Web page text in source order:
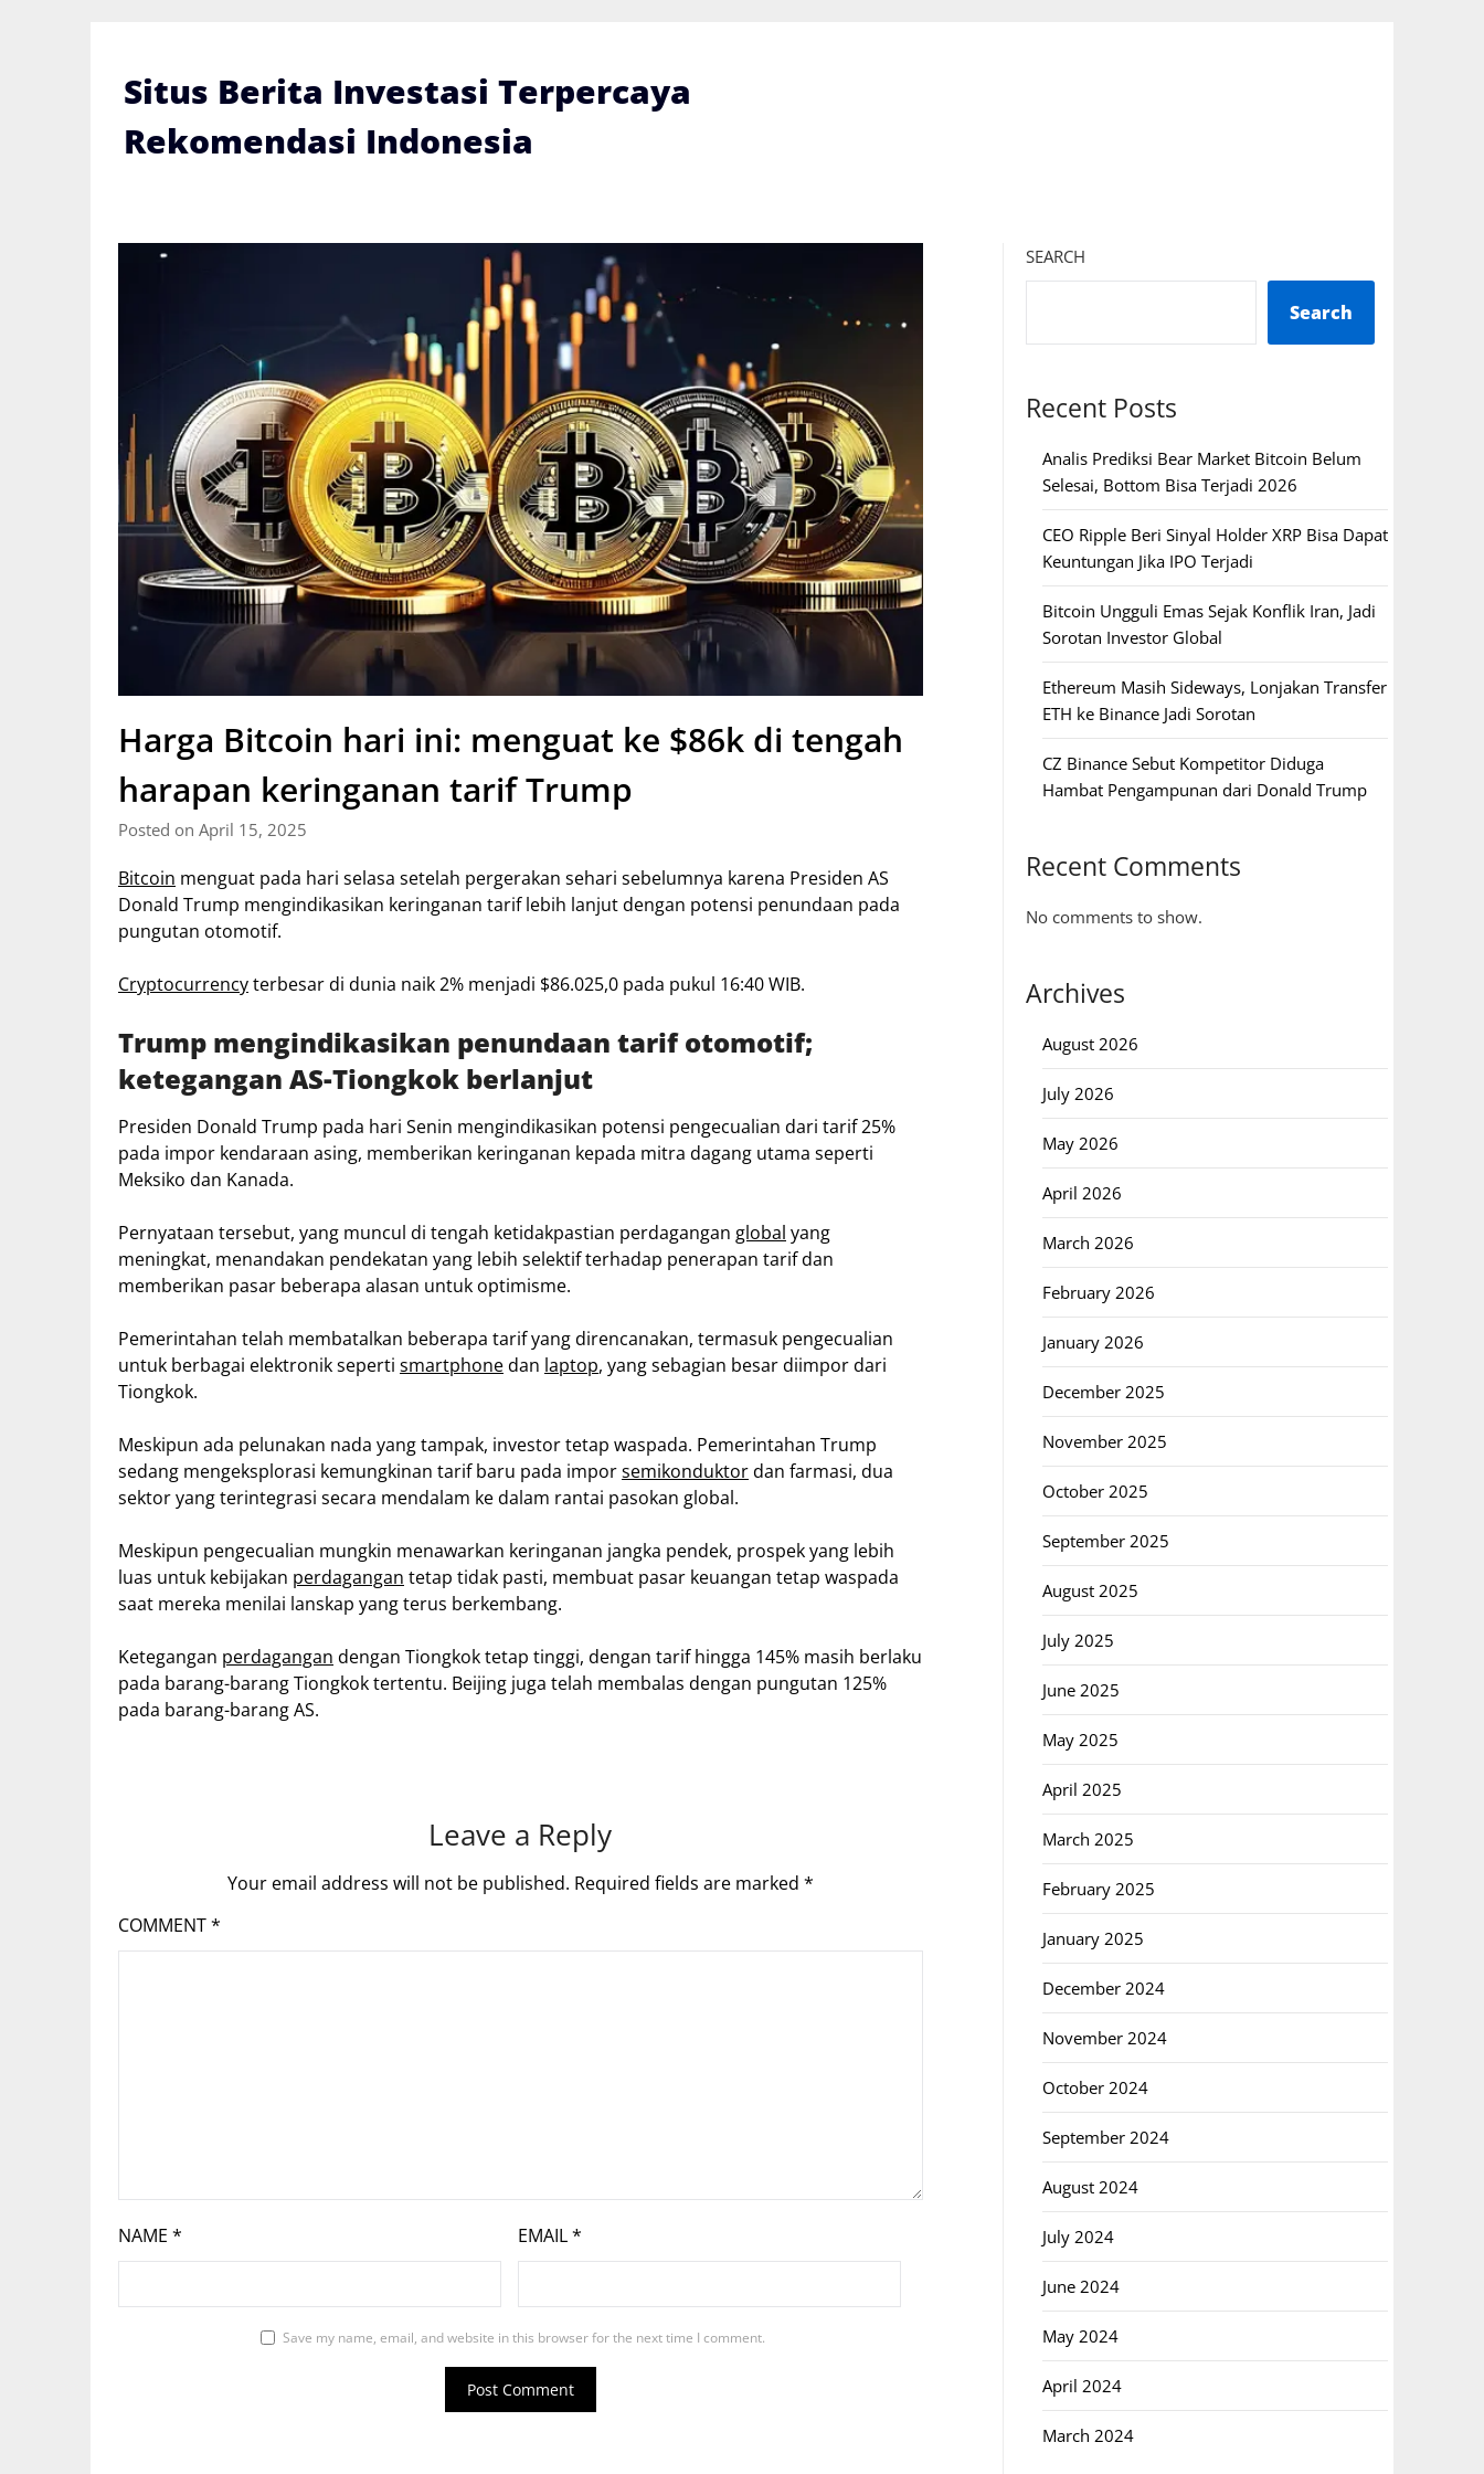
Situs Berita Investasi Terpercaya
Rekomendasi Indonesia
Harga Bitcoin hari ini: menguat ke $86k di tengah
harapan keringanan tarif Trump
Posted on April 15, 2025
Bitcoin menguat pada hari selasa setelah pergerakan sehari sebelumnya karena Presiden AS
Donald Trump mengindikasikan keringanan tarif lebih lanjut dengan potensi penundaan pada
pungutan otomotif.
Cryptocurrencyterbesar di dunia naik 2% menjadi $86.025,0 pada pukul 16:40 WIB.
Trump mengindikasikan penundaan tarif otomotif;
ketegangan AS-Tiongkok berlanjut
Presiden Donald Trump pada hari Senin mengindikasikan potensi pengecualian dari tarif 25%
pada impor kendaraan asing, memberikan keringanan kepada mitra dagang utama seperti
Meksiko dan Kanada.
Pernyataan tersebut, yang muncul di tengah ketidakpastian perdagangan global yang
meningkat, menandakan pendekatan yang lebih selektif terhadap penerapan tarif dan
memberikan pasar beberapa alasan untuk optimisme.
Pemerintahan telah membatalkan beberapa tarif yang direncanakan, termasuk pengecualian
untuk berbagai elektronik seperti smartphonedan laptop, yang sebagian besar diimpor dari
Tiongkok.
Meskipun ada pelunakan nada yang tampak, investor tetap waspada. Pemerintahan Trump
sedang mengeksplorasi kemungkinan tarif baru pada imporsemikonduktordan farmasi, dua
sektor yang terintegrasi secara mendalam ke dalam rantai pasokan global.
Meskipun pengecualian mungkin menawarkan keringanan jangka pendek, prospek yang lebih
luas untuk kebijakan perdagangan tetap tidak pasti, membuat pasar keuangan tetap waspada
saat mereka menilai lanskap yang terus berkembang.
Ketegangan perdagangan dengan Tiongkok tetap tinggi, dengan tarif hingga 145% masih berlaku
pada barang-barang Tiongkok tertentu. Beijing juga telah membalas dengan pungutan 125%
pada barang-barang AS.
Leave a Reply
Your email address will not be published. Required fields are marked *
COMMENT*
NAME * EMAIL*
Save my name, email, and website in this browser for the next time I comment.
SEARCH
Search
Recent Posts
Analis Prediksi Bear Market Bitcoin Belum
Selesai, Bottom Bisa Terjadi 2026
CEO Ripple Beri Sinyal Holder XRP Bisa Dapat
Keuntungan Jika IPO Terjadi
Bitcoin Ungguli Emas Sejak Konflik Iran, Jadi
Sorotan Investor Global
Ethereum Masih Sideways, Lonjakan Transfer
ETH ke Binance Jadi Sorotan
CZ Binance Sebut Kompetitor Diduga
Hambat Pengampunan dari Donald Trump
Recent Comments
No comments to show.
Archives
August 2026
July 2026
May 2026
April 2026
March 2026
February 2026
January 2026
December 2025
November 2025
October 2025
September 2025
August 2025
July 2025
June 2025
May 2025
April 2025
March 2025
February 2025
January 2025
December 2024
November 2024
October 2024
September 2024
August 2024
July 2024
June 2024
May 2024
April 2024
March 2024